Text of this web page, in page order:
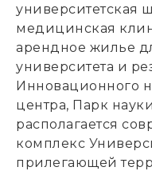
университетская
медицинская
арендное жилье
университета и
Инновационного
центра, Парк
располагается
комплекс
прилегающей